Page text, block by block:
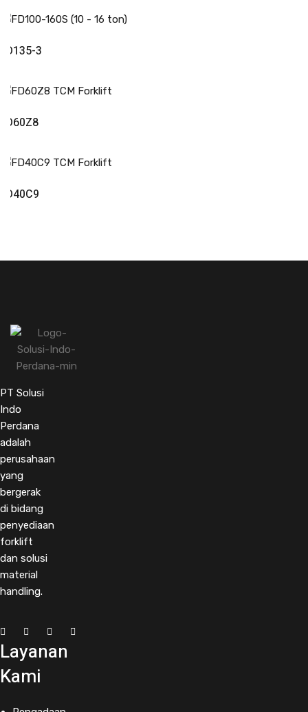
FD135-3
FD60Z8
FD40C9
PT Solusi
Indo
Perdana
adalah
perusahaan
yang
bergerak
di bidang
penyediaan
forklift
dan solusi
material
handling.
Layanan
Kami